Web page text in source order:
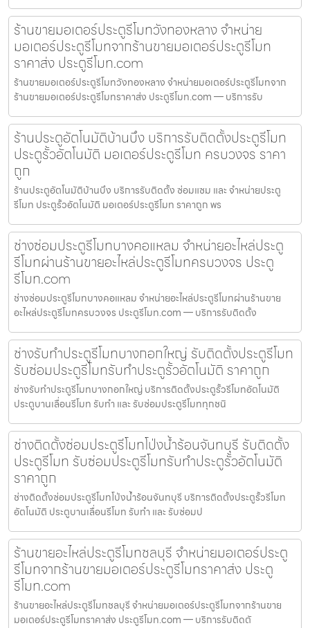
ร้านขายมอเตอร์ประตูรีโมทวังทองหลาง จำหน่าย
มอเตอร์ประตูรีโมทจากร้านขายมอเตอร์ประตูรีโมท
ราคาส่ง ประตูรีโมท.com
ร้านขายมอเตอร์ประตูรีโมทวังทองหลาง จำหน่ายมอเตอร์ประตูรีโมทจาก
ร้านขายมอเตอร์ประตูรีโมทราคาส่ง ประตูรีโมท.com — บริการรับ
ร้านประตูอัตโนมัติบ้านบึง บริการรับติดตั้งประตูรีโมท
ประตูรั้วอัตโนมัติ มอเตอร์ประตูรีโมท ครบวงจร ราคา
ถูก
ร้านประตูอัตโนมัติบ้านบึง บริการรับติดตั้ง ซ่อมแซม และ จำหน่ายประตู
รีโมท ประตูรั้วอัตโนมัติ มอเตอร์ประตูรีโมท ราคาถูก พร
ช่างซ่อมประตูรีโมทบางคอแหลม จำหน่ายอะไหล่ประตู
รีโมทผ่านร้านขายอะไหล่ประตูรีโมทครบวงจร ประตู
รีโมท.com
ช่างซ่อมประตูรีโมทบางคอแหลม จำหน่ายอะไหล่ประตูรีโมทผ่านร้านขาย
อะไหล่ประตูรีโมทครบวงจร ประตูรีโมท.com — บริการรับติดตั้ง
ช่างรับทำประตูรีโมทบางกอกใหญ่ รับติดตั้งประตูรีโมท
รับซ่อมประตูรีโมทรับทำประตูรั้วอัตโนมัติ ราคาถูก
ช่างรับทำประตูรีโมทบางกอกใหญ่ บริการติดตั้งประตูรั้วรีโมทอัตโนมัติ
ประตูบานเลื่อนรีโมท รับทำ และ รับซ่อมประตูรีโมททุกชนิ
ช่างติดตั้งซ่อมประตูรีโมทโป่งน้ำร้อนจันทบุรี รับติดตั้ง
ประตูรีโมท รับซ่อมประตูรีโมทรับทำประตูรั้วอัตโนมัติ
ราคาถูก
ช่างติดตั้งซ่อมประตูรีโมทโป่งน้ำร้อนจันทบุรี บริการติดตั้งประตูรั้วรีโมท
อัตโนมัติ ประตูบานเลื่อนรีโมท รับทำ และ รับซ่อมป
ร้านขายอะไหล่ประตูรีโมทชลบุรี จำหน่ายมอเตอร์ประตู
รีโมทจากร้านขายมอเตอร์ประตูรีโมทราคาส่ง ประตู
รีโมท.com
ร้านขายอะไหล่ประตูรีโมทชลบุรี จำหน่ายมอเตอร์ประตูรีโมทจากร้านขาย
มอเตอร์ประตูรีโมทราคาส่ง ประตูรีโมท.com — บริการรับติดตั